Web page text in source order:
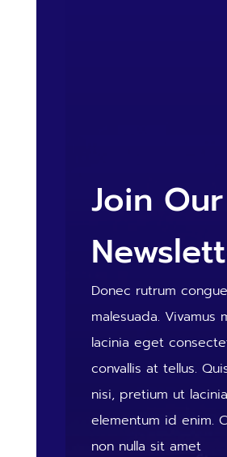
Join Our
Donec rutrum
malesuada. Vivamus
lacinia eget
convallis at tellus.
nisi, pretium ut
elementum id enim.
non nulla sit amet